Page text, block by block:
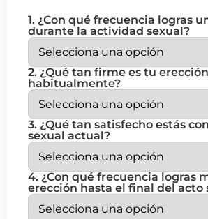
1. ¿Con qué frecuencia logras
durante la actividad sexual?
2. ¿Qué tan firme es tu erección
habitualmente?
3. ¿Qué tan satisfecho estás
sexual actual?
4. ¿Con qué frecuencia logras
erección hasta el final del acto